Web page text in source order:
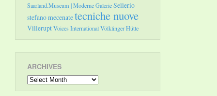
Saarland.Museum | Moderne GalerieSellerio
stefano mecenatetecniche nuove
VilleruptVoices InternationalVölklinger Hütte
ARCHIVES
Archives